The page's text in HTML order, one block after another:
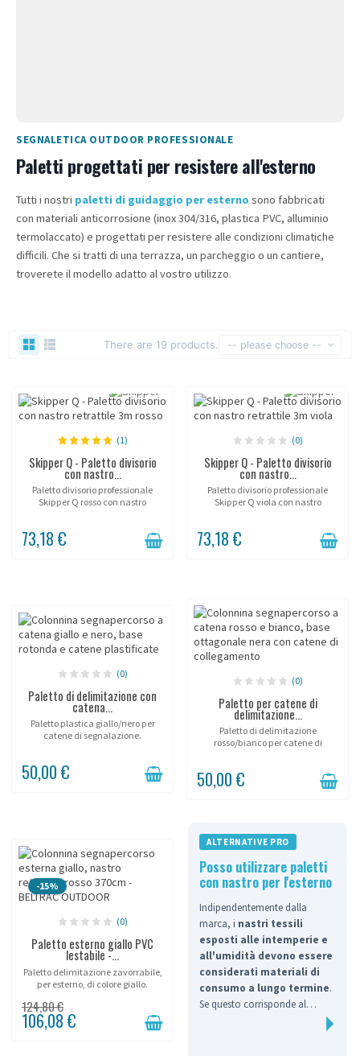
SEGNALETICA OUTDOOR PROFESSIONALE
Paletti progettati per resistere all'esterno
Tutti i nostri paletti di guidaggio per esterno sono fabbricati
con materiali anticorrosione (inox 304/316, plastica PVC, alluminio
termolaccato) e progettati per resistere alle condizioni climatiche
difficili. Che si tratti di una terrazza, un parcheggio o un cantiere,
troverete il modello adatto al vostro utilizzo.
There are 19 products. -- please choose --
(1)
Skipper Q - Paletto divisorio
con nastro...
Paletto divisorio professionale
Skipper Q rosso con nastro
50 mm con arresto automatico.
73,18 €
(0)
Skipper Q - Paletto divisorio
con nastro...
Paletto divisorio professionale
Skipper Q viola con nastro
50 mm, arresto automatico.
Colore premium per spazi...
73,18 €
(0)
Paletto di delimitazione con
catena...
Paletto plastica giallo/nero per
catene di segnalazione.
50,00 €
(0)
Paletto per catene di
delimitazione...
Paletto di delimitazione
rosso/bianco per catene di
50,00 €
-15%
(0)
Paletto esterno giallo PVC
lestabile -...
Paletto delimitazione zavorrabile,
per esterno, di colore giallo.
124,80 €
106,08 €
ALTERNATIVE PRO
Posso utilizzare paletti
con nastro per l'esterno
Indipendentemente dalla
marca, i nastri tessili
esposti alle intemperie e
all'umidità devono essere
considerati materiali di
consumo a lungo termine.
Se questo corrisponde al